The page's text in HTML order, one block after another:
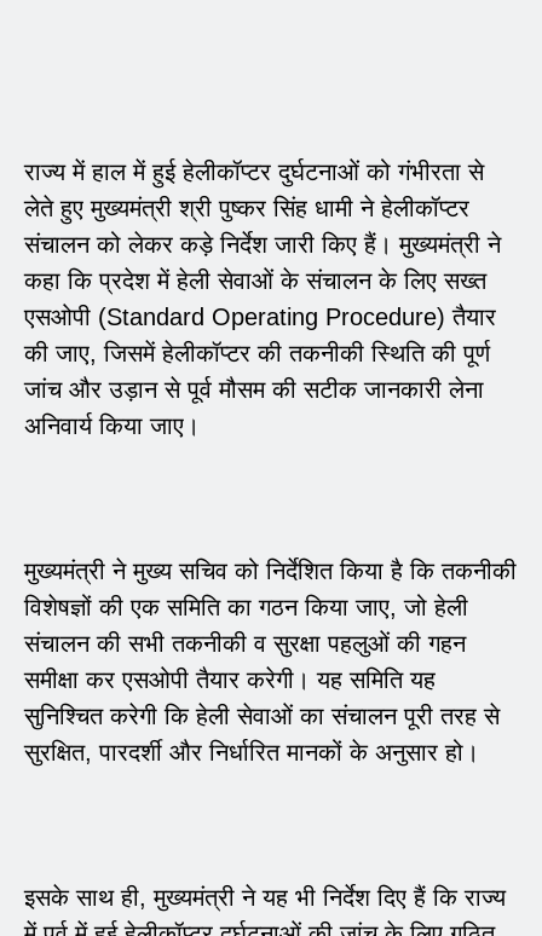
राज्य में हाल में हुई हेलीकॉप्टर दुर्घटनाओं को गंभीरता से
लेते हुए मुख्यमंत्री श्री पुष्कर सिंह धामी ने हेलीकॉप्टर
संचालन को लेकर कड़े निर्देश जारी किए हैं। मुख्यमंत्री ने
कहा कि प्रदेश में हेली सेवाओं के संचालन के लिए सख्त
एसओपी (Standard Operating Procedure) तैयार
की जाए, जिसमें हेलीकॉप्टर की तकनीकी स्थिति की पूर्ण
जांच और उड़ान से पूर्व मौसम की सटीक जानकारी लेना
अनिवार्य किया जाए।
मुख्यमंत्री ने मुख्य सचिव को निर्देशित किया है कि तकनीकी
विशेषज्ञों की एक समिति का गठन किया जाए, जो हेली
संचालन की सभी तकनीकी व सुरक्षा पहलुओं की गहन
समीक्षा कर एसओपी तैयार करेगी। यह समिति यह
सुनिश्चित करेगी कि हेली सेवाओं का संचालन पूरी तरह से
सुरक्षित, पारदर्शी और निर्धारित मानकों के अनुसार हो।
इसके साथ ही, मुख्यमंत्री ने यह भी निर्देश दिए हैं कि राज्य